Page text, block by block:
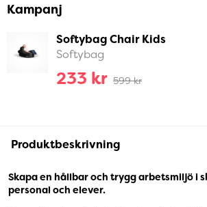
Kampanj
Softybag Chair Kids
Softybag
233 kr 599 kr
Produktbeskrivning
Skapa en hållbar och trygg arbetsmiljö i
personal och elever.